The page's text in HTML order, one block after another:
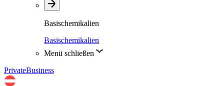
Basischemikalien
Basischemikalien
Menü schließen
PrivateBusiness